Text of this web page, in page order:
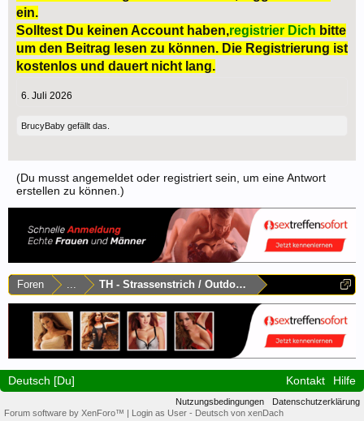
ein.
Solltest Du keinen Account haben,registrier Dich bitte
um den Beitrag lesen zu können. Die Registrierung ist
kostenlos und dauert nicht lang.
6. Juli 2026
BrucyBaby gefällt das.
(Du musst angemeldet oder registriert sein, um eine Antwort
erstellen zu können.)
Foren ... TH - Strassenstrich / Outdoor / Autodate
Deutsch [Du] Kontakt Hilfe
Nutzungsbedingungen
Datenschutzerklärung
Forum software by XenForo™ | Login as User - Deutsch von xenDach